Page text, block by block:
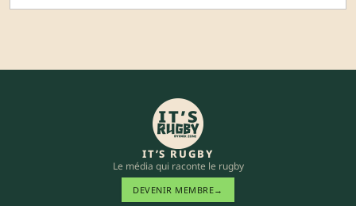
IT’S RUGBY
Le média qui raconte le rugby
DEVENIR MEMBRE→